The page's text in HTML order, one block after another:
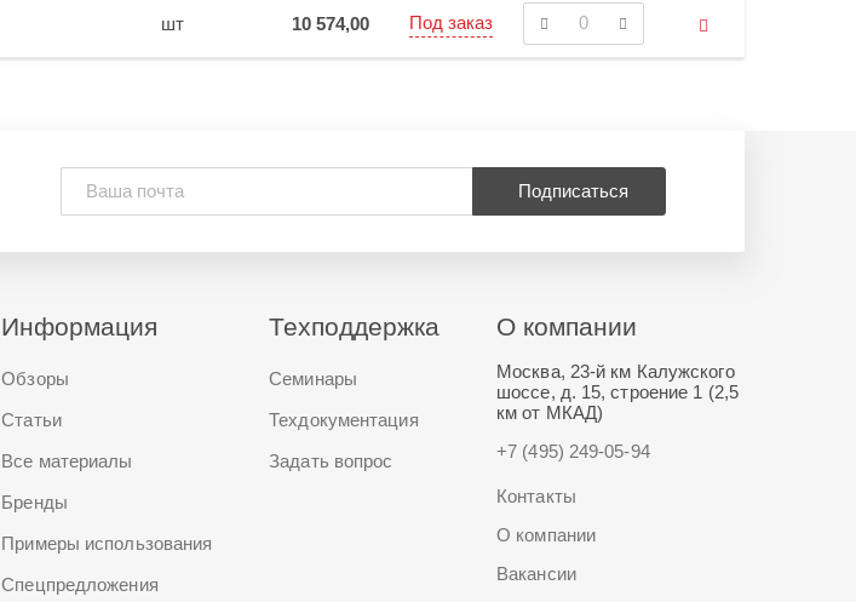
шт 10 574,00 Под заказ
Подписаться
Информация
Обзоры
Статьи
Все материалы
Бренды
Примеры использования
Спецпредложения
Техподдержка
Семинары
Техдокументация
Задать вопрос
О компании
Москва, 23-й км Калужского
шоссе, д. 15, строение 1 (2,5
км от МКАД)
+7 (495) 249-05-94
Контакты
О компании
Вакансии